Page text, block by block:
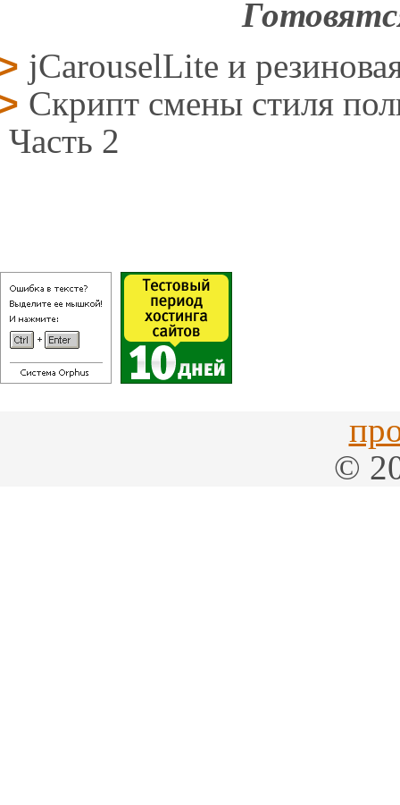
jCarouselLite и
Скрипт смены стиля
Часть 2
©